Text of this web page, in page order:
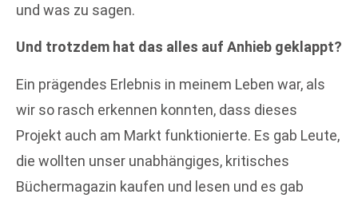
und was zu sagen.
Und trotzdem hat das alles auf Anhieb geklappt?
Ein prägendes Erlebnis in meinem Leben war, als
wir so rasch erkennen konnten, dass dieses
Projekt auch am Markt funktionierte. Es gab Leute,
die wollten unser unabhängiges, kritisches
Büchermagazin kaufen und lesen und es gab